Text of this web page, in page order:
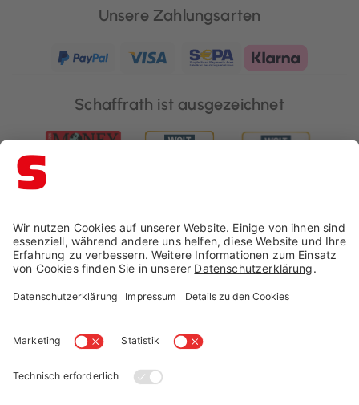
Unsere Zahlungsarten
Schaffrath ist ausgezeichnet